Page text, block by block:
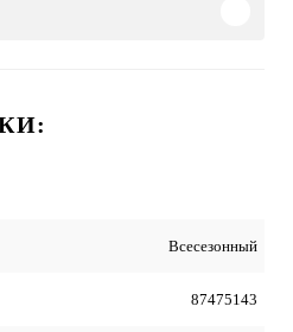
Всесезонный
87475143